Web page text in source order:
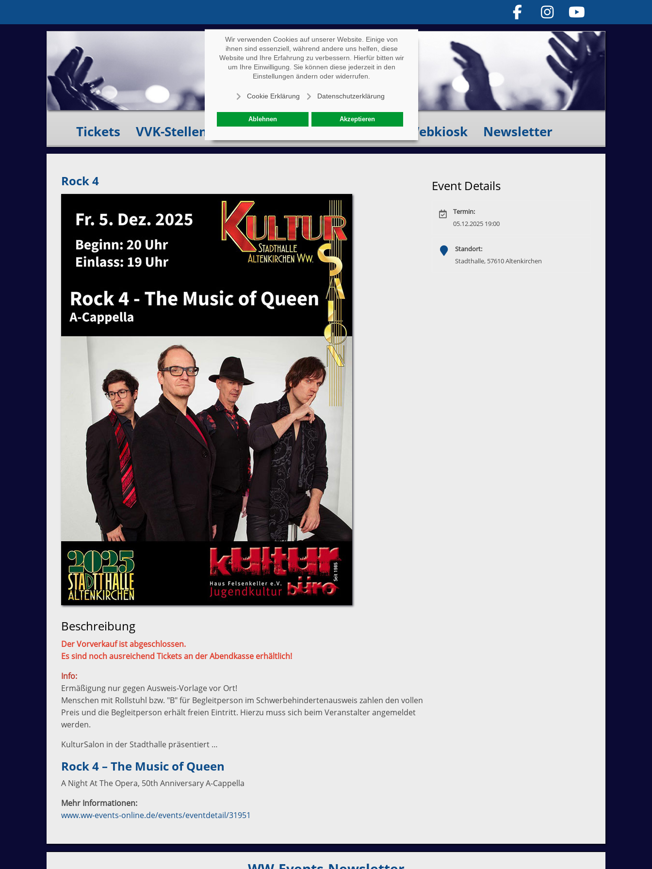
Wir verwenden Cookies auf unserer Website. Einige von
ihnen sind essenziell, während andere uns helfen, diese
Website und Ihre Erfahrung zu verbessern. Hierfür bitten wir
um Ihre Einwilligung. Sie können diese jederzeit in den
Einstellungen ändern oder widerrufen.
Cookie Erklärung Datenschutzerklärung
Ablehnen Akzeptieren
Tickets VVK-Stellen Eventkalender Specials Webkiosk Newsletter
Rock 4
Beschreibung
Der Vorverkauf ist abgeschlossen.
Es sind noch ausreichend Tickets an der Abendkasse erhältlich!
Info:
Ermäßigung nur gegen Ausweis-Vorlage vor Ort!
Menschen mit Rollstuhl bzw. "B" für Begleitperson im Schwerbehindertenausweis zahlen den vollen
Preis und die Begleitperson erhält freien Eintritt. Hierzu muss sich beim Veranstalter angemeldet
werden.
KulturSalon in der Stadthalle präsentiert …
Rock 4 – The Music of Queen
A Night At The Opera, 50th Anniversary A-Cappella
Mehr Informationen:
www.ww-events-online.de/events/eventdetail/31951
Event Details
Termin:
05.12.2025 19:00
Standort:
Stadthalle, 57610 Altenkirchen